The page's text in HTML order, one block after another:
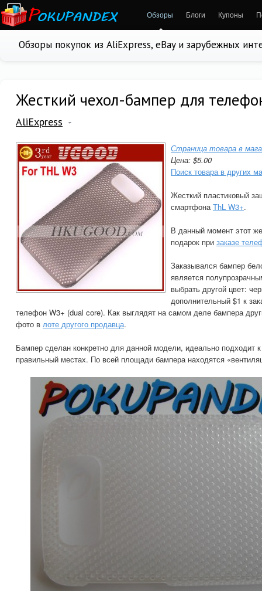
Обзоры Блоги Купоны
Обзоры покупок из AliExpress, eBay и зарубежных
Жесткий чехол-бампер для
AliExpress
Страница товара в
Цена: $5.00
Поиск товара в других
Жесткий пластиковый
смартфонаThL W3+.
В данный момент этот
подарок при заказе
Заказывался бампер
является
выбрать другой цвет:
дополнительный $1 к
телефон W3+ (dual core). Как выглядят на самом деле бампера
фото в лоте другого продавца.
Бампер сделан конкретно для данной модели, идеально подходит
правильный местах. По всей площади бампера находятся